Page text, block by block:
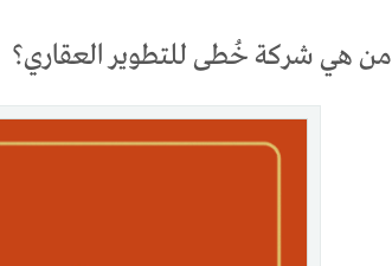
من هي شركة خُطى للتطوير العقاري؟